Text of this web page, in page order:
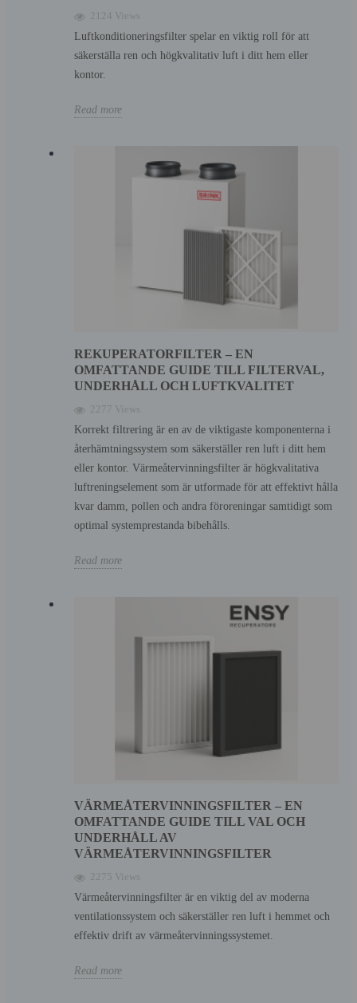
2124 Views
Luftkonditioneringsfilter spelar en viktig roll för att
säkerställa ren och högkvalitativ luft i ditt hem eller
kontor.
Read more
REKUPERATORFILTER – EN
OMFATTANDE GUIDE TILL FILTERVAL,
UNDERHÅLL OCH LUFTKVALITET
2277 Views
Korrekt filtrering är en av de viktigaste komponenterna i
återhämtningssystem som säkerställer ren luft i ditt hem
eller kontor. Värmeåtervinningsfilter är högkvalitativa
luftreningselement som är utformade för att effektivt hålla
kvar damm, pollen och andra föroreningar samtidigt som
optimal systemprestanda bibehålls.
Read more
VÄRMEÅTERVINNINGSFILTER – EN
OMFATTANDE GUIDE TILL VAL OCH
UNDERHÅLL AV
VÄRMEÅTERVINNINGSFILTER
2275 Views
Värmeåtervinningsfilter är en viktig del av moderna
ventilationssystem och säkerställer ren luft i hemmet och
effektiv drift av värmeåtervinningssystemet.
Read more